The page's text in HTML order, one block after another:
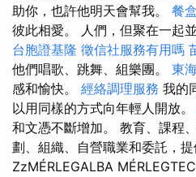
助你，也許他明天會幫我。 餐盒
彼此相愛。 人們，但聚在一起
台胞證基隆 徵信社服務有用嗎
他們唱歌、跳舞、組樂團。 東
感和愉快。 經絡調理服務 我的
以用同樣的方式向年輕人開放。
和文憑不斷增加。 教育、課程
劃、組織、自營職業和委託，提
ZzMÉRLEGALBA